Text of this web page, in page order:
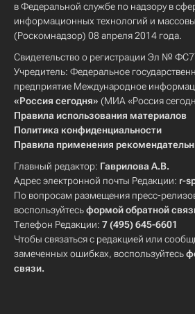
в Федеральной службе по надзору в
информационных технологий и
(Роскомнадзор) 08 апреля 2014 года.
Свидетельство о регистрации Эл №
Учредитель: Федеральное
предприятие Международное
«Россия сегодня» (МИА «Россия
Правила использования материалов
Политика конфиденциальности
Правила применения
Главный редактор: Гаврилова А.В.
Адрес электронной почты Редакции: r-
По вопросам размещения пресс-
воспользуйтесьформой обратной
Телефон Редакции: 7 (495) 645-6601
Чтобы связаться с редакцией или
замеченных ошибках, воспользуйтесь
связи.